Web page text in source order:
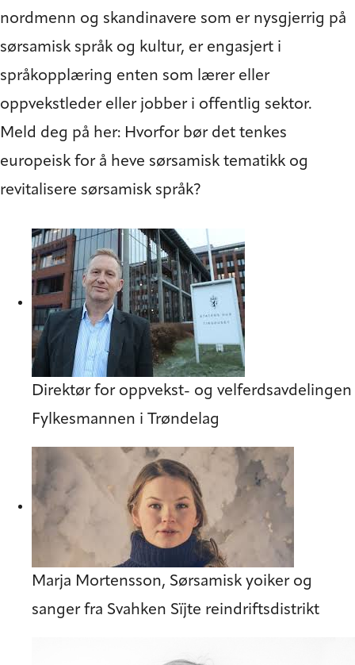
nordmenn og skandinavere som er nysgjerrig på
sørsamisk språk og kultur, er engasjert i
språkopplæring enten som lærer eller
oppvekstleder eller jobber i offentlig sektor.
Meld deg på her: Hvorfor bør det tenkes
europeisk for å heve sørsamisk tematikk og
revitalisere sørsamisk språk?
Direktør for oppvekst- og velferdsavdelingen
Fylkesmannen i Trøndelag
Marja Mortensson, Sørsamisk yoiker og
sanger fra Svahken Sïjte reindriftsdistrikt